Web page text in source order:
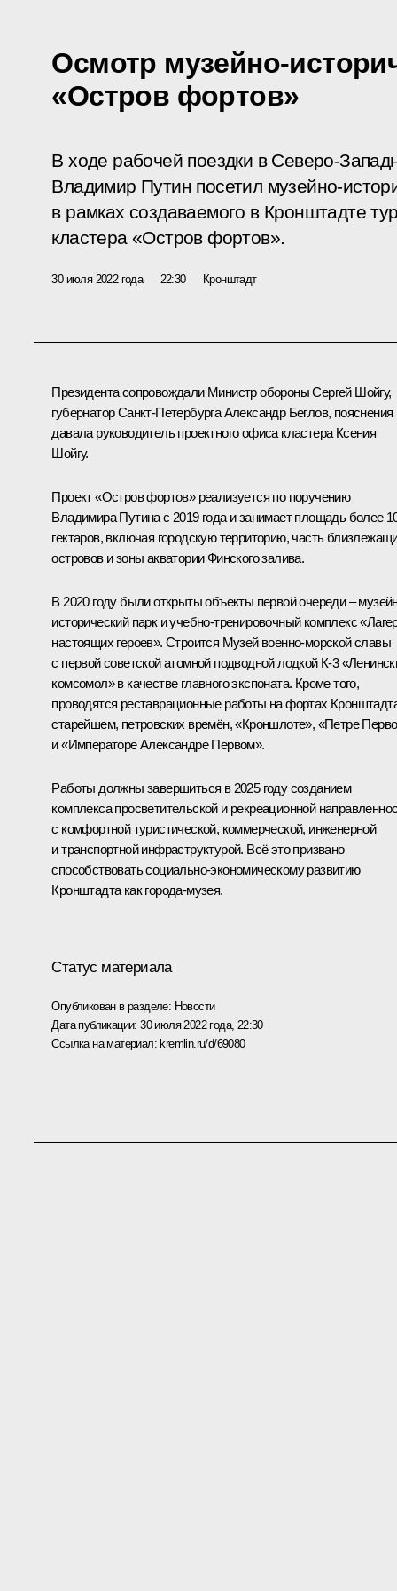
Осмотр музейно-
«Остров фортов»
В ходе рабочей поездки в Северо-
Владимир Путин посетил музейно-
в рамках создаваемого в Кронштадте
кластера «Остров фортов».
30 июля 2022 года 22:30 Кронштадт
Президента сопровождали Министр обороныСергей Шойгу,
губернатор Санкт-ПетербургаАлександр Беглов, пояснения
давала руководитель проектного офиса кластера Ксения
Шойгу.
Проект «Остров фортов» реализуется по поручению
Владимира Путина с 2019 года и занимает площадь более
гектаров, включая городскую территорию, часть
островов и зоны акватории Финского залива.
В 2020 году были открыты объекты первой очереди –
исторический парк и учебно-тренировочный комплекс
настоящих героев». Строится Музей военно-морской славы
с первой советской атомной подводной лодкой К-3
комсомол» в качестве главного экспоната. Кроме того,
проводятся реставрационные работы на фортах
старейшем, петровских времён, «Кроншлоте», «Петре
и «Императоре Александре Первом».
Работы должны завершиться в 2025 году созданием
комплекса просветительской и рекреационной
с комфортной туристической, коммерческой, инженерной
и транспортной инфраструктурой. Всё это призвано
способствовать социально-экономическому развитию
Кронштадта как города-музея.
Статус материала
Опубликован в разделе: Новости
Дата публикации:30 июля 2022 года, 22:30
Ссылка на материал: kremlin.ru/d/69080